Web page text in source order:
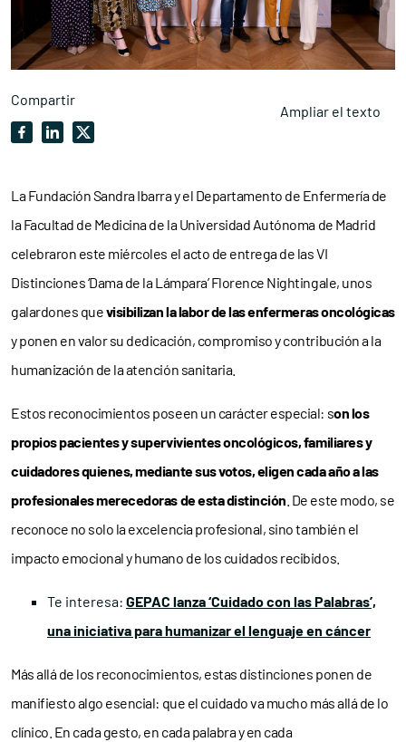
Compartir
Ampliar el texto
La Fundación Sandra Ibarra y el Departamento de Enfermería de
la Facultad de Medicina de la Universidad Autónoma de Madrid
celebraron este miércoles el acto de entrega de las VI
Distinciones ‘Dama de la Lámpara’ Florence Nightingale, unos
galardones quevisibilizan la labor de las enfermeras oncológicas
y ponen en valor su dedicación, compromiso y contribución a la
humanización de la atención sanitaria.
Estos reconocimientos poseen un carácter especial: son los
propios pacientes y supervivientes oncológicos, familiares y
cuidadores quienes, mediante sus votos, eligen cada año a las
profesionales merecedoras de esta distinción . De este modo, se
reconoce no solo la excelencia profesional, sino también el
impacto emocional y humano de los cuidados recibidos.
Te interesa: GEPAC lanza ‘Cuidado con las Palabras’,
una iniciativa para humanizar el lenguaje en cáncer
Más allá de los reconocimientos, estas distinciones ponen de
manifiesto algo esencial: que el cuidado va mucho más allá de lo
clínico. En cada gesto, en cada palabra y en cada